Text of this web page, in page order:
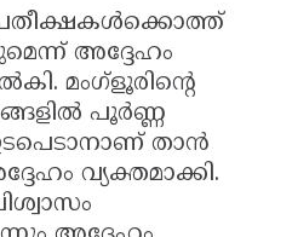
അദ്ദേഹം
മംഗ്ളൂരിന്റെ
പൂർണ്ണ
താൻ
വ്യക്തമാക്കി.